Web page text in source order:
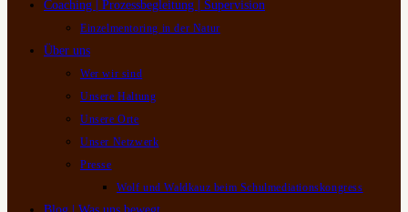
Coaching | Prozessbegleitung | Supervision
Einzelmentoring in der Natur
Über uns
Wer wir sind
Unsere Haltung
Unsere Orte
Unser Netzwerk
Presse
Wolf und Waldkauz beim Schulmediationskongress